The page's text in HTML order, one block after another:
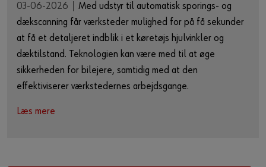
03-06-2026
Med udstyr til automatisk sporings- og
dækscanning får værksteder mulighed for på få sekunder
at få et detaljeret indblik i et køretøjs hjulvinkler og
dæktilstand. Teknologien kan være med til at øge
sikkerheden for bilejere, samtidig med at den
effektiviserer værkstedernes arbejdsgange.
Læs mere